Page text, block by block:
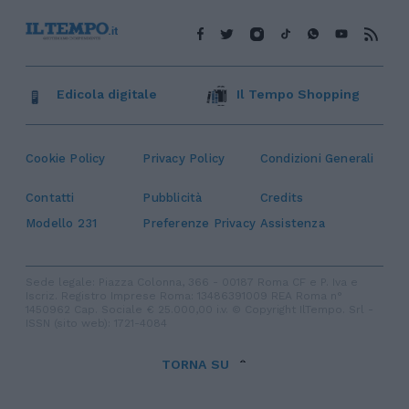
Cookie Policy Privacy Policy Condizioni Generali
Contatti Pubblicità
Credits
Modello 231
Preferenze Privacy Assistenza
Edicola digitale Il Tempo Shopping
TORNA SU